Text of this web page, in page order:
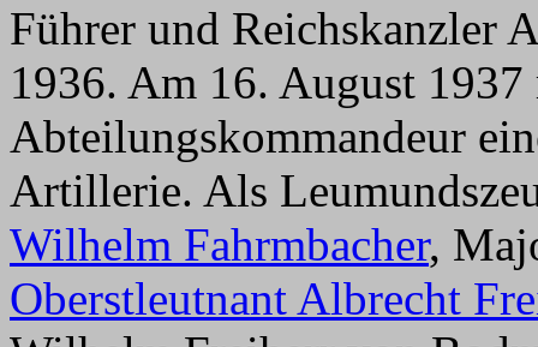
Führer und Reichskanzler
1936. Am 16. August 1937
Abteilungskommandeur
Artillerie. Als
Wilhelm Fahrmbacher,
Oberstleutnant Albrecht